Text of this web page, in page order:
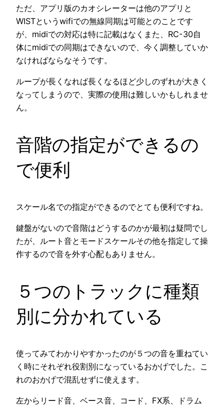
ただ、アプリ版のカオシレーターは他のアプリと
WISTというwifiでの無線同期は可能とのことです
が、midiでの対応は特に記載はなくまた、RC-30自
体にmidiでの同期はできないので、今く調整していか
なければならなそうです。
ループが長くなれば長くなるほど少しのずれが大きく
なってしまうので、実際の使用は難しいかもしれませ
ん。
音階の指定ができるの
で便利
スケール名での指定ができるのでとても便利ですね。
鍵盤がないので音階はどうするのかが最初は疑問でし
たが、ルート音とモードスケールその他を指定して操
作するので音を外す心配もありません。
５つのトラックに種類
別に分かれている
使ってみてわかりやすかったのが５つの音を重ねてい
く時にそれぞれ役割別になっているおかげでした。こ
れのおかげで混乱せずに使えます。
左からリード音、ベース音、コード、FX系、ドラム